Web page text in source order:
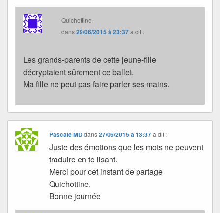
Quichottine
dans29/06/2015 à 23:37a dit :
Les grands-parents de cette jeune-fille
décryptaient sûrement ce ballet.
Ma fille ne peut pas faire parler ses mains.
Pascale MDdans27/06/2015 à 13:37 a dit :
Juste des émotions que les mots ne peuvent
traduire en te lisant.
Merci pour cet instant de partage
Quichottine.
Bonne journée